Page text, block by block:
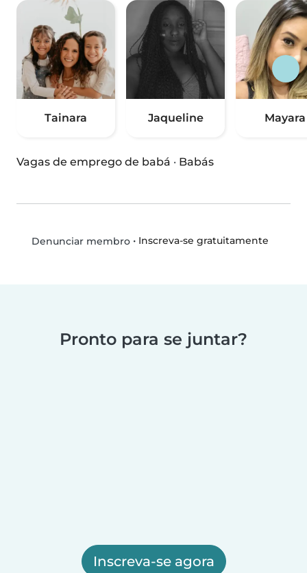
Tainara Jaqueline Mayara
Vagas de emprego de babá · Babás
Denunciar membro• Inscreva-se gratuitamente
Pronto para se juntar?
Inscreva-se agora